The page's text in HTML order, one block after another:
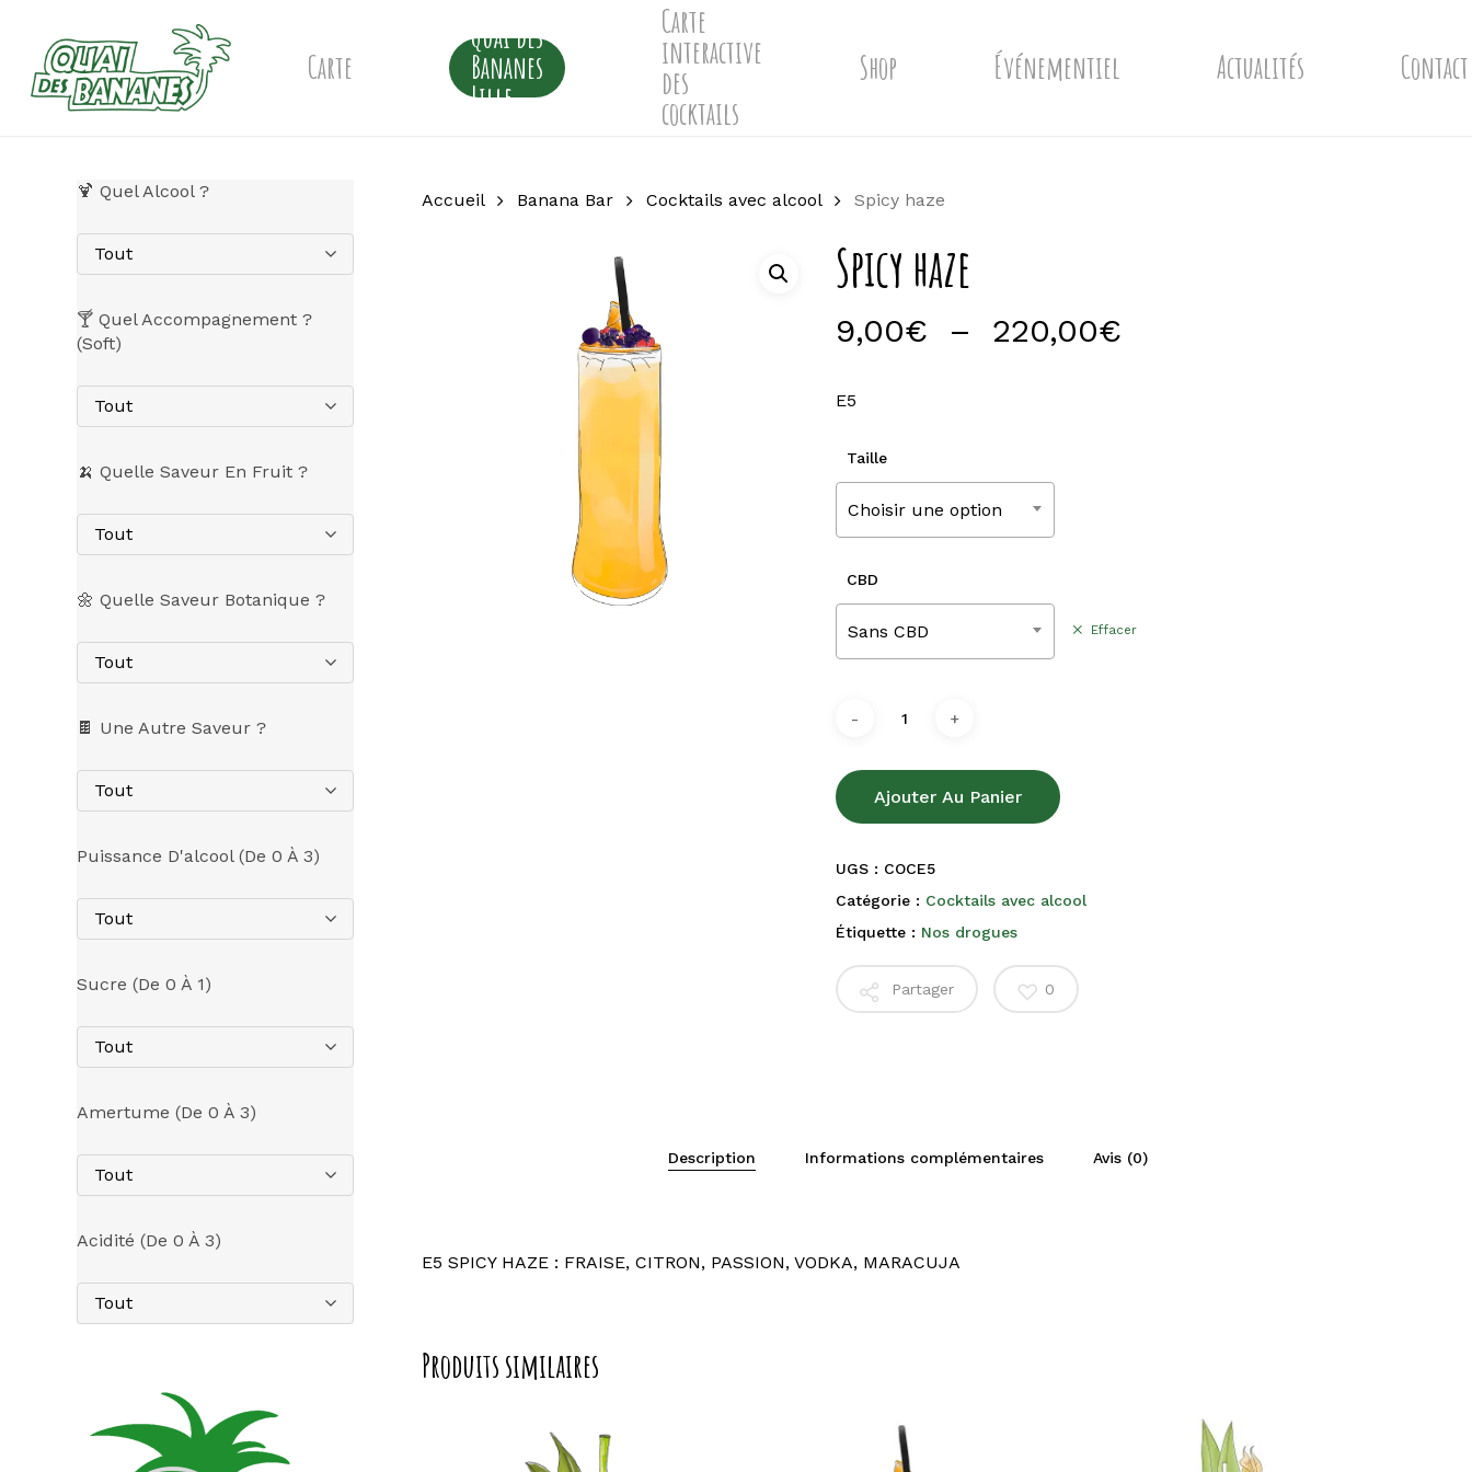
content
Carte
Quai des
Bananes
Lille
Carte
interactive
des
cocktails
Shop Événementiel Actualités Contact
🍹 Quel Alcool ?
Tout
🍸 Quel Accompagnement ?
(Soft)
Tout
🍌 Quelle Saveur En Fruit ?
Tout
🌼 Quelle Saveur Botanique ?
Tout
🍫 Une Autre Saveur ?
Tout
Puissance D'alcool (de 0 À 3)
Tout
Sucre (de 0 À 1)
Tout
Amertume (de 0 À 3)
Tout
Acidité (de 0 À 3)
Tout
Accueil Banana Bar Cocktails avec alcool Spicy haze
Spicy haze
9,00€ – 220,00€Plage
E5
Taille
Choisir une option
CBD
Sans CBD Effacer
Ajouter Au Panier
UGS : COCE5
Catégorie : Cocktails avec alcool
Étiquette : Nos drogues
Partager 0
Description Informations complémentaires Avis (0)
E5 SPICY HAZE : FRAISE, CITRON, PASSION, VODKA, MARACUJA
Produits similaires